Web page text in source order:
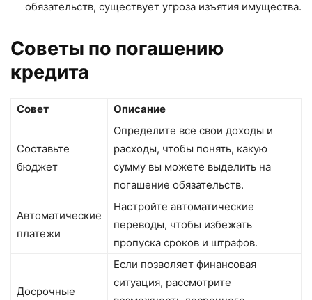
обязательств, существует угроза изъятия имущества.
Советы по погашению
кредита
Совет Описание
Составьте
бюджет
Определите все свои доходы и
расходы, чтобы понять, какую
сумму вы можете выделить на
погашение обязательств.
Автоматические
платежи
Настройте автоматические
переводы, чтобы избежать
пропуска сроков и штрафов.
Досрочные
Если позволяет финансовая
ситуация, рассмотрите